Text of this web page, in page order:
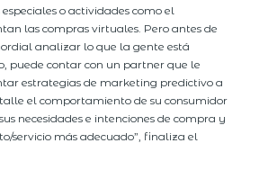
o actividades como el
las compras virtuales. Pero antes de
analizar lo que la gente está
puede contar con un partner que le
estrategias de marketing predictivo a
el comportamiento de su consumidor
necesidades e intenciones de compra y
servicio más adecuado”, finaliza el